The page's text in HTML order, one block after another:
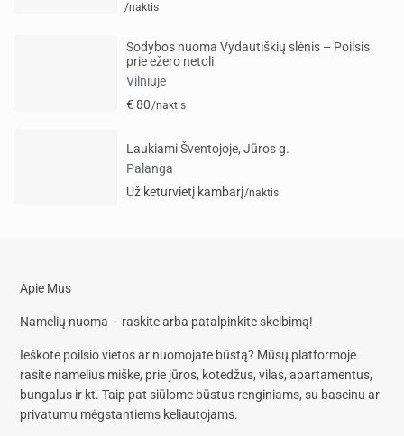
/naktis
Sodybos nuoma Vydautiškių slėnis – Poilsis
prie ežero netoli
Vilniuje
€ 80/naktis
Laukiami Šventojoje, Jūros g.
Palanga
Už keturvietį kambarį/naktis
Apie Mus
Namelių nuoma – raskite arba patalpinkite skelbimą!
Ieškote poilsio vietos ar nuomojate būstą? Mūsų platformoje
rasite namelius miške, prie jūros, kotedžus, vilas, apartamentus,
bungalus ir kt. Taip pat siūlome būstus renginiams, su baseinu ar
privatumu mėgstantiems keliautojams.